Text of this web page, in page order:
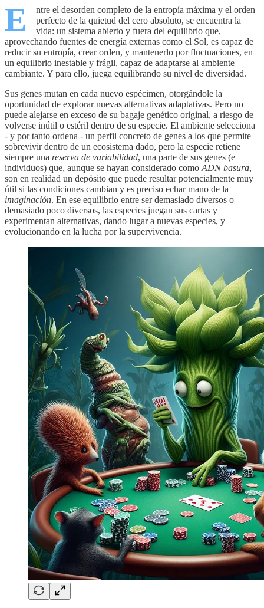
E
ntre el desorden completo de la entropía máxima y el orden
perfecto de la quietud del cero absoluto, se encuentra la
vida: un sistema abierto y fuera del equilibrio que,
aprovechando fuentes de energía externas como el Sol, es capaz de
reducir su entropía, crear orden, y mantenerlo por fluctuaciones, en
un equilibrio inestable y frágil, capaz de adaptarse al ambiente
cambiante. Y para ello, juega equilibrando su nivel de diversidad.
Sus genes mutan en cada nuevo espécimen, otorgándole la
oportunidad de explorar nuevas alternativas adaptativas. Pero no
puede alejarse en exceso de su bagaje genético original, a riesgo de
volverse inútil o estéril dentro de su especie. El ambiente selecciona
- y por tanto ordena - un perfil concreto de genes a los que permite
sobrevivir dentro de un ecosistema dado, pero la especie retiene
siempre una reserva de variabilidad, una parte de sus genes (e
individuos) que, aunque se hayan considerado como ADN basura,
son en realidad un depósito que puede resultar potencialmente muy
útil si las condiciones cambian y es preciso echar mano de la
imaginación. En ese equilibrio entre ser demasiado diversos o
demasiado poco diversos, las especies juegan sus cartas y
experimentan alternativas, dando lugar a nuevas especies, y
evolucionando en la lucha por la supervivencia.